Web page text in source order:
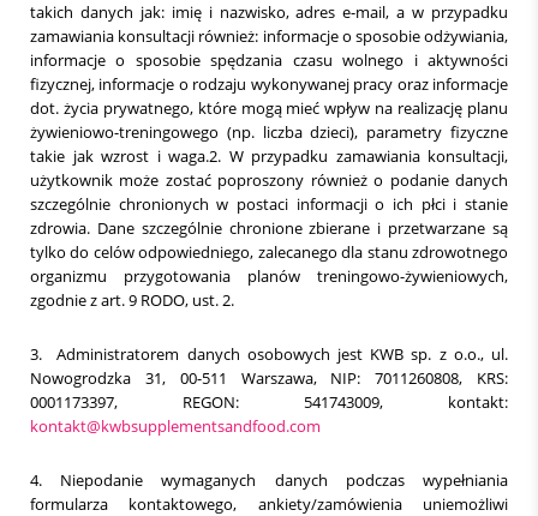
takich danych jak: imię i nazwisko, adres e-mail, a w przypadku
zamawiania konsultacji również: informacje o sposobie odżywiania,
informacje o sposobie spędzania czasu wolnego i aktywności
fizycznej, informacje o rodzaju wykonywanej pracy oraz informacje
dot. życia prywatnego, które mogą mieć wpływ na realizację planu
żywieniowo-treningowego (np. liczba dzieci), parametry fizyczne
takie jak wzrost i waga.2. W przypadku zamawiania konsultacji,
użytkownik może zostać poproszony również o podanie danych
szczególnie chronionych w postaci informacji o ich płci i stanie
zdrowia. Dane szczególnie chronione zbierane i przetwarzane są
tylko do celów odpowiedniego, zalecanego dla stanu zdrowotnego
organizmu przygotowania planów treningowo-żywieniowych,
zgodnie z art. 9 RODO, ust. 2.
3.
Administratorem danych osobowych jest KWB sp. z o.o., ul.
Nowogrodzka 31, 00-511 Warszawa, NIP: 7011260808, KRS:
0001173397, REGON: 541743009, kontakt:
kontakt@kwbsupplementsandfood.com
4. Niepodanie wymaganych danych podczas wypełniania
formularza kontaktowego, ankiety/zamówienia uniemożliwi